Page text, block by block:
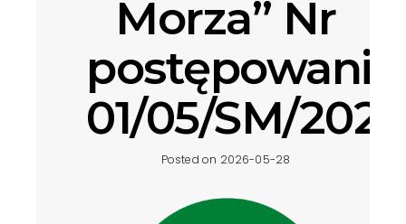
Morza” Nr
01/05/SM/2026
Posted on 2026-05-28